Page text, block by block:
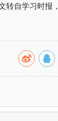
转自学习时报